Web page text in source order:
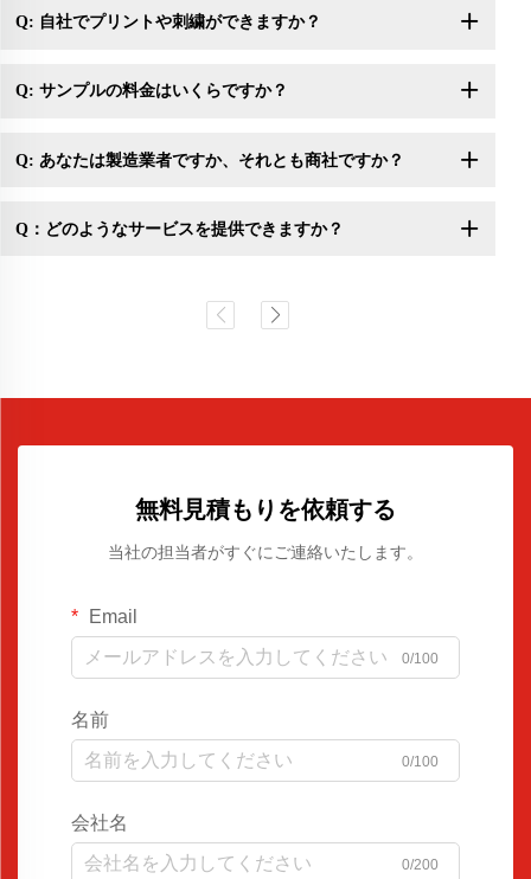
Q: 自社でプリントや刺繍ができますか？
Q: サンプルの料金はいくらですか？
Q: あなたは製造業者ですか、それとも商社ですか？
Q：どのようなサービスを提供できますか？
無料見積もりを依頼する
当社の担当者がすぐにご連絡いたします。
Email
0/100
名前
0/100
会社名
0/200